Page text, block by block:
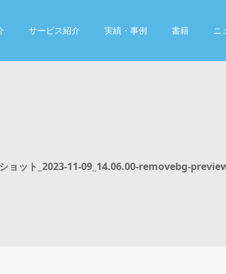
サービス紹介 実績・事例 書籍 ニ
ョット_2023-11-09_14.06.00-removebg-